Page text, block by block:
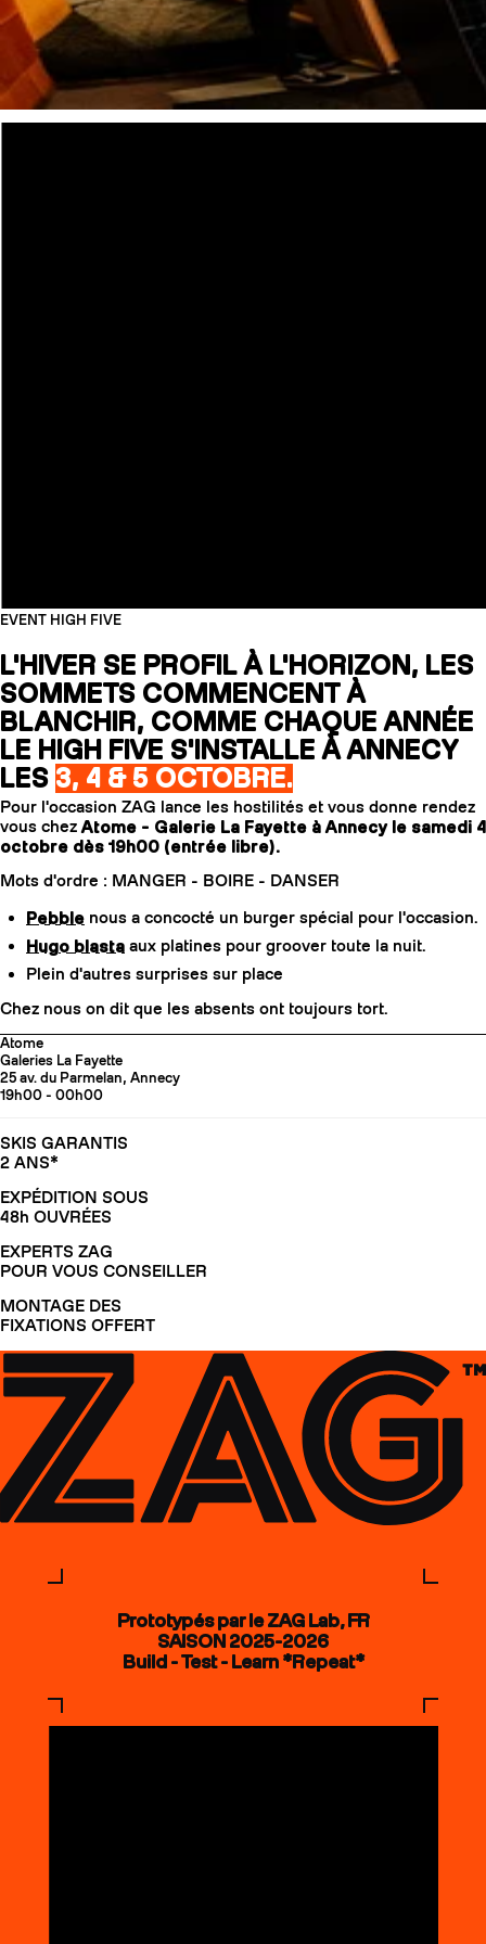
EVENT HIGH FIVE
L'HIVER SE PROFIL À L'HORIZON, LES
SOMMETS COMMENCENT À
BLANCHIR, COMME CHAQUE ANNÉE
LE HIGH FIVE S'INSTALLE À ANNECY
LES 3, 4 & 5 OCTOBRE.
Pour l'occasion ZAG lance les hostilités et vous donne rendez
vous chezAtome - Galerie La Fayette à Annecy le samedi 4
octobre dès 19h00 (entrée libre).
Mots d'ordre : MANGER - BOIRE - DANSER
Pebble nous a concocté un burger spécial pour l'occasion.
Hugo blasta aux platines pour groover toute la nuit.
Plein d'autres surprises sur place
Chez nous on dit que les absents ont toujours tort.
Atome
Galeries La Fayette
25 av. du Parmelan, Annecy
19h00 - 00h00
SKIS GARANTIS
2 ANS*
EXPÉDITION SOUS
48h OUVRÉES
EXPERTS ZAG
POUR VOUS CONSEILLER
MONTAGE DES
FIXATIONS OFFERT
Prototypés par le ZAG Lab, FR
SAISON 2025-2026
Build - Test - Learn *Repeat*